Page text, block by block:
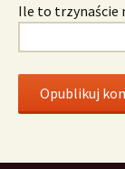
Ile to trzynaście